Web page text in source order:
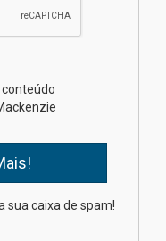
Jabuti com
e arquitetura
parcerias
sua caixa de spam!